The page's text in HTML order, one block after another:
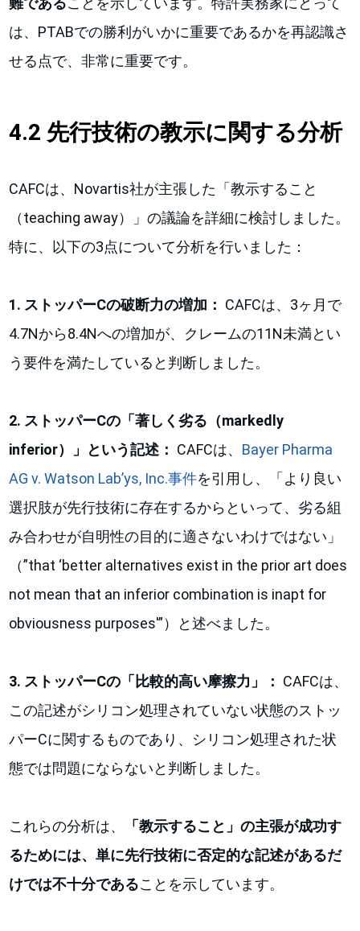
は、PTABでの勝利がいかに重要であるかを再認識さ
せる点で、非常に重要です。
4.2 先行技術の教示に関する分析
CAFCは、Novartis社が主張した「教示すること
（teaching away）」の議論を詳細に検討しました。
特に、以下の3点について分析を行いました：
1. ストッパーCの破断力の増加： CAFCは、3ヶ月で
4.7Nから8.4Nへの増加が、クレームの11N未満とい
う要件を満たしていると判断しました。
2. ストッパーCの「著しく劣る（markedly
inferior）」という記述： CAFCは、 Bayer Pharma
AG v. Watson Lab’ys, Inc.事件を引用し、「より良い
選択肢が先行技術に存在するからといって、劣る組
み合わせが自明性の目的に適さないわけではない」
（”that ‘better alternatives exist in the prior art does
not mean that an inferior combination is inapt for
obviousness purposes'”）と述べました。
3. ストッパーCの「比較的高い摩擦力」： CAFCは、
この記述がシリコン処理されていない状態のストッ
パーCに関するものであり、シリコン処理された状
態では問題にならないと判断しました。
これらの分析は、
「教示すること」の主張が成功す
るためには、単に先行技術に否定的な記述があるだ
けでは不十分であることを示しています。